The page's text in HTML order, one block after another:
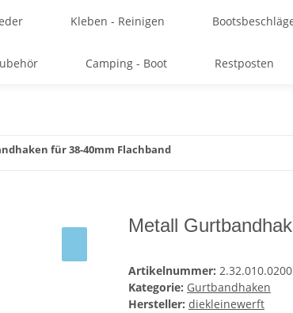
Kleben - Reinigen
Camping - Boot Restposten
für 38-40mm Flachband
Metall
Artikelnummer: 2.32.010.0200
Kategorie: Gurtbandhaken
Hersteller: diekleinewerft